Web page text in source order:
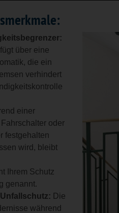
über eine
die ein
verhindert
einer
oder
festgehalten
wird, bleibt
Ihrem Schutz
genannt.
Die
während